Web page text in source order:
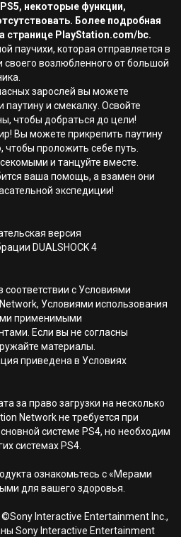
некоторые функции,
Более подробная
странице PlayStation.com/bc.
паучихи, которая отправляется в
своего возлюбленного от большой
зарослей вы можете
и смекалку. Освойте
чтобы добраться до цели!
Вы можете прикрепить паутину
чтобы проложить себе путь.
и танцуйте вместе.
ваша помощь, а взамен они
экспедиции!
версия
DUALSHOCK 4
соответствии с Условиями
Условиями использования
применимыми
Если вы не согласны
материалы.
приведена в Условиях
за право загрузки на несколько
Network не требуется при
системе PS4, но необходим
системах PS4.
ознакомьтесь с «Мерами
для вашего здоровья.
Interactive Entertainment Inc.,
Sony Interactive Entertainment